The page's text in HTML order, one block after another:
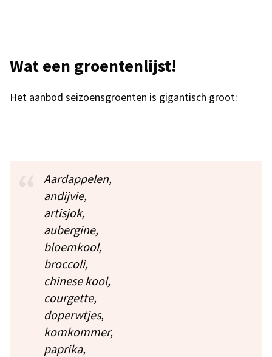
Wat een groentenlijst!
Het aanbod seizoensgroenten is gigantisch groot:
Aardappelen,
andijvie,
artisjok,
aubergine,
bloemkool,
broccoli,
chinese kool,
courgette,
doperwtjes,
komkommer,
paprika,